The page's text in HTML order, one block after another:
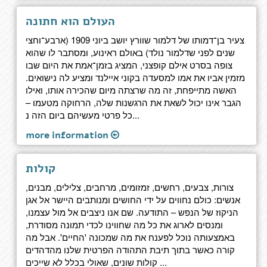
העולם הוא חתונה
צעיר בן־דמותו של דלמור שוורץ יושב ביוני 1909 (ארבע־וחצי
שנים לפני שדלמור נולד) באולם ראינוע, ומסתבר לו שהוא
צופה בסרט אילם קופצני, המציג בזמן־אמת את היום שבו
מזמין אביו את אמו למסעדה בקוני איילנד ומציע לה נישואים.
האשה מתייפחת, זה מה שרצתה מיום שהכירה אותו, ואילו
הגבר אינו יכול לשאת את הרגשנות שלה, הרחוקה מטעמו –
כל פרטי מעשיהם ביום הזה נ...
more information
קולות
צורות, צבעים, רחשים, זמזומים, מרחבים, צלילים, מבנים,
אנשים: כולם נחווים על ידי החושים ומנותבים היישר אל אגן
הניקוז של הנפש – התודעה. שם אנו ניצבים אל מול עצמנו,
ומנסים לארוג את כל מה שחווינו לכדי תמונה מסודרת,
באמצעותה נוכל לפענח את מה שמכונה 'החיים'. אבל מה
קורה כאשר בתוך תיבת התהודה הפרטית שלנו מהדהדים
קולות שונים, שאולי בכלל לא שייכים ...